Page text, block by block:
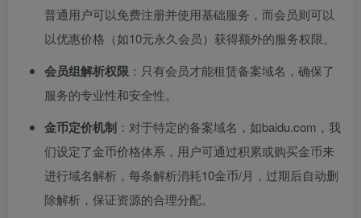
普通用户可以免费注册并使用基础服务，而会员则可以
以优惠价格（如10元永久会员）获得额外的服务权限。
会员组解析权限 ：只有会员才能租赁备案域名，确保了
服务的专业性和安全性。
金币定价机制 ：对于特定的备案域名，如baidu.com，我
们设定了金币价格体系，用户可通过积累或购买金币来
进行域名解析，每条解析消耗10金币/月，过期后自动删
除解析，保证资源的合理分配。